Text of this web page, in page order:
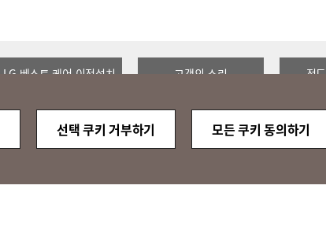
QUICK
MENU
LG 베스트 케어 이전설치 고객의 소리 정
Family Site
선택 쿠키 거부하기 모든 쿠키 동의하기